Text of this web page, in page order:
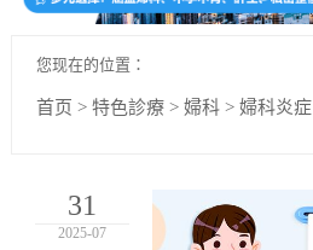
您现在的位置：
首页 > 特色診療> 婦科> 婦科炎症
31
2025-07